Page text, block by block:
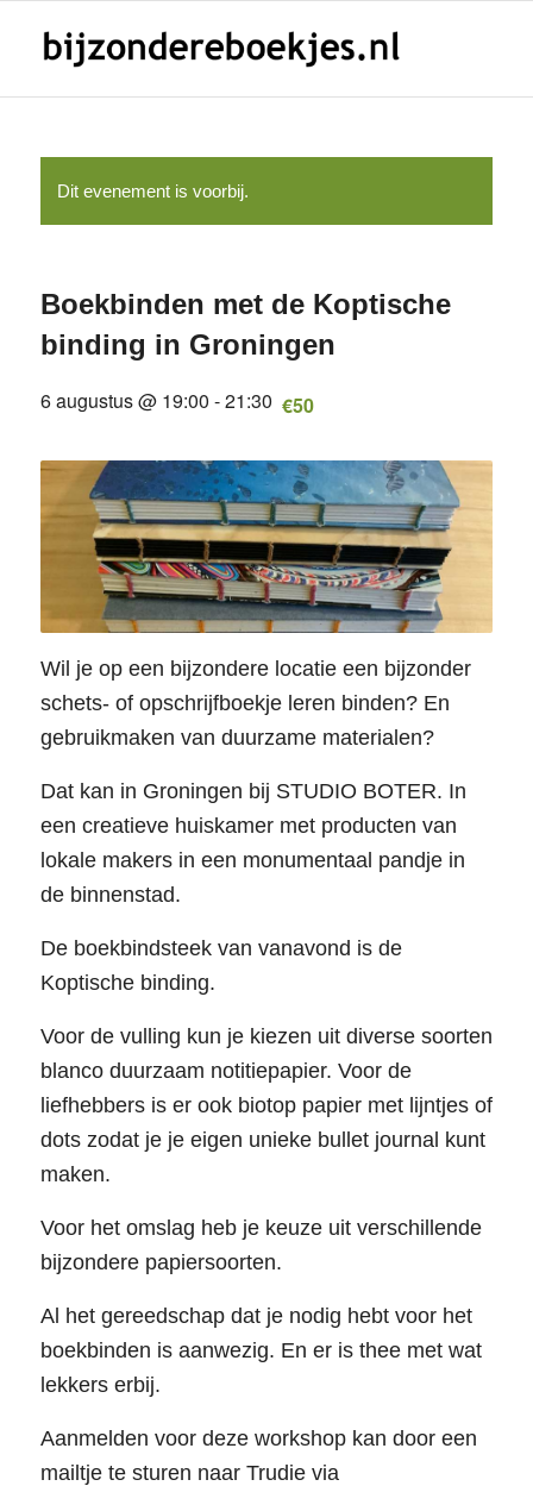
Dit evenement is voorbij.
Boekbinden met de Koptische
binding in Groningen
6 augustus @ 19:00 -21:30 €50
Wil je op een bijzondere locatie een bijzonder
schets- of opschrijfboekje leren binden? En
gebruikmaken van duurzame materialen?
Dat kan in Groningen bij STUDIO BOTER. In
een creatieve huiskamer met producten van
lokale makers in een monumentaal pandje in
de binnenstad.
De boekbindsteek van vanavond is de
Koptische binding.
Voor de vulling kun je kiezen uit diverse soorten
blanco duurzaam notitiepapier. Voor de
liefhebbers is er ook biotop papier met lijntjes of
dots zodat je je eigen unieke bullet journal kunt
maken.
Voor het omslag heb je keuze uit verschillende
bijzondere papiersoorten.
Al het gereedschap dat je nodig hebt voor het
boekbinden is aanwezig. En er is thee met wat
lekkers erbij.
Aanmelden voor deze workshop kan door een
mailtje te sturen naar Trudie via